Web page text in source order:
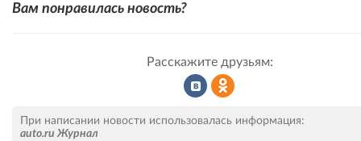
Вам понравилась новость?
Расскажите друзьям:
При написании новости использовалась информация:
auto.ru Журнал